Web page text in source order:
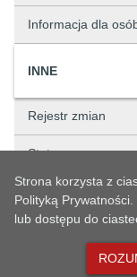
Informacja dla
INNE
Rejestr zmian
Status sprawy
Newsletter
Strona korzysta z
Polityką
lub dostępu do